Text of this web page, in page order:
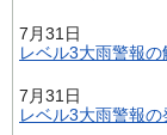
7月31日
レベル3大雨警報
7月31日
レベル3大雨警報